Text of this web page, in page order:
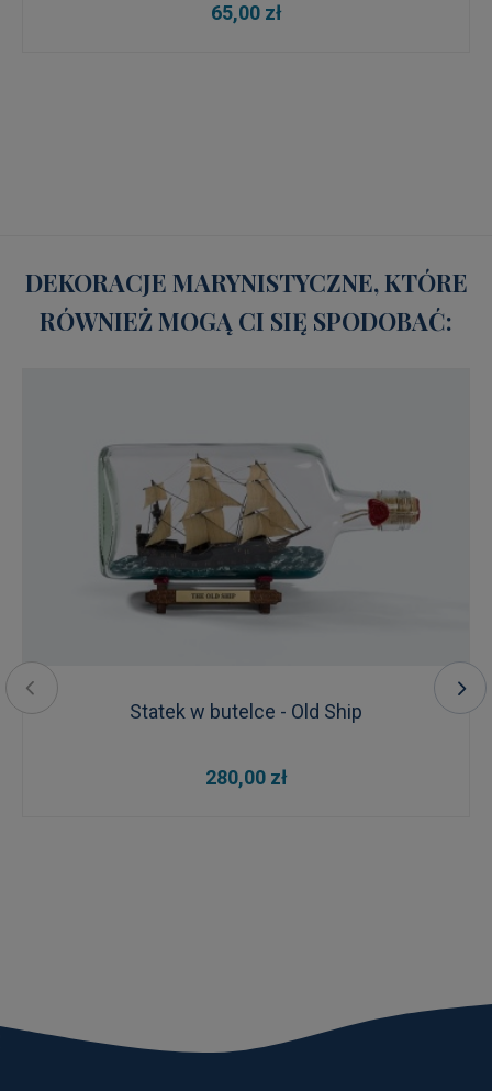
65,00 zł
DEKORACJE MARYNISTYCZNE, KTÓRE
RÓWNIEŻ MOGĄ CI SIĘ SPODOBAĆ:
Statek w butelce - Old Ship
280,00 zł